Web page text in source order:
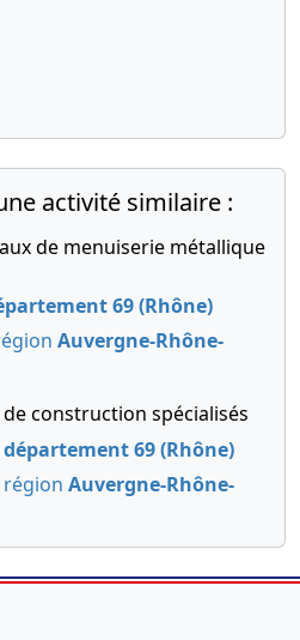
04-
06-
Statuts
mis à jour,
Transfert du
de la
personne
morale
19-
1994
Statuts
mis à jour,
Procès-
verbal
Actes
activité similaire :
de menuiserie métallique
69 (Rhône)
Auvergne-Rhône-
de construction spécialisés
département 69 (Rhône)
Auvergne-Rhône-